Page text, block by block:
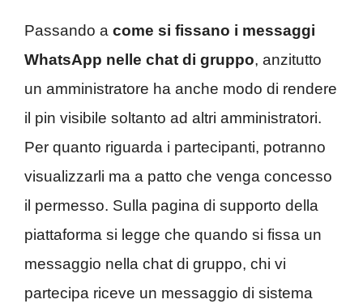
Passando a come si fissano i messaggi
WhatsApp nelle chat di gruppo, anzitutto
un amministratore ha anche modo di rendere
il pin visibile soltanto ad altri amministratori.
Per quanto riguarda i partecipanti, potranno
visualizzarli ma a patto che venga concesso
il permesso. Sulla pagina di supporto della
piattaforma si legge che quando si fissa un
messaggio nella chat di gruppo, chi vi
partecipa riceve un messaggio di sistema